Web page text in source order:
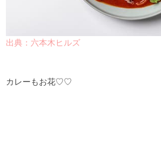
出典：六本木ヒルズ
カレーもお花♡♡